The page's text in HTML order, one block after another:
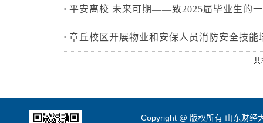
· 平安离校 未来可期——致2025届毕业生的
· 章丘校区开展物业和安保人员消防安全技能
Copyright @ 版权所有 山东财